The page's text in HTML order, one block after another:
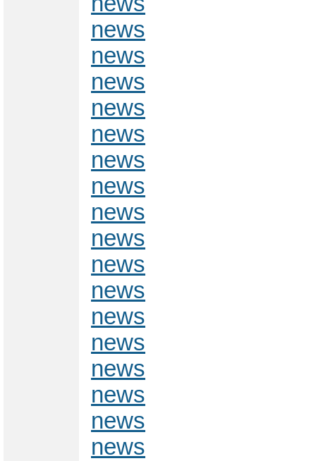
news
news
news
news
news
news
news
news
news
news
news
news
news
news
news
news
news